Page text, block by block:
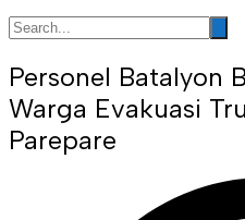
Personel Batalyon
Warga Evakuasi
Parepare